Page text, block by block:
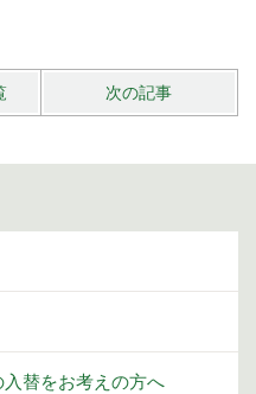
次の記事
替をお考えの方へ